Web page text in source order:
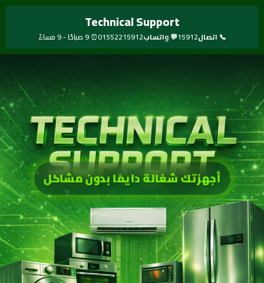
تخطي
Technical Support
📞 اتصال15912💬 واتساب01552215912⏰ 9 صباحًا - 9 مساءً
أجهزتك شغالة دايمًا بدون مشاكل